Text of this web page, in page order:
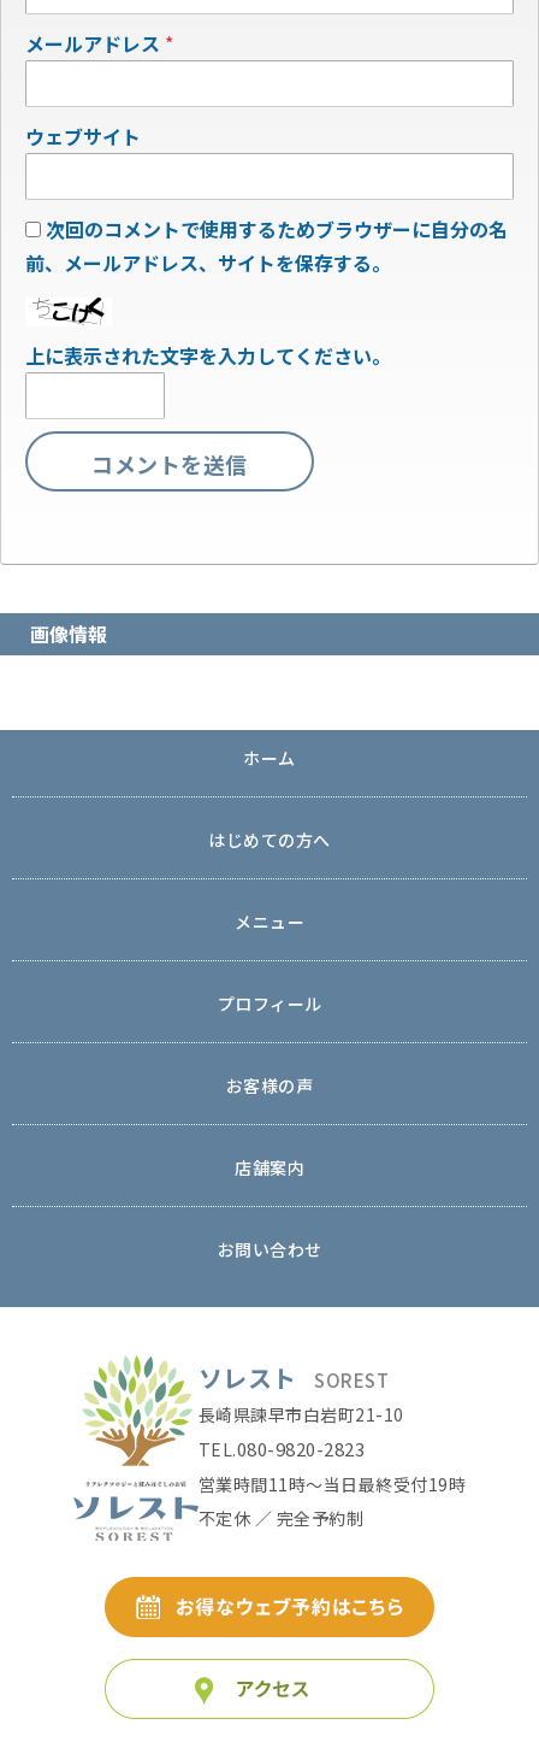
メールアドレス *
ウェブサイト
次回のコメントで使用するためブラウザーに自分の名
前、メールアドレス、サイトを保存する。
上に表示された文字を入力してください。
画像情報
ホーム
はじめての方へ
メニュー
プロフィール
お客様の声
店舗案内
お問い合わせ
ソレスト SOREST
長崎県諫早市白岩町21-10
TEL.080-9820-2823
営業時間11時〜当日最終受付19時
不定休 ／ 完全予約制